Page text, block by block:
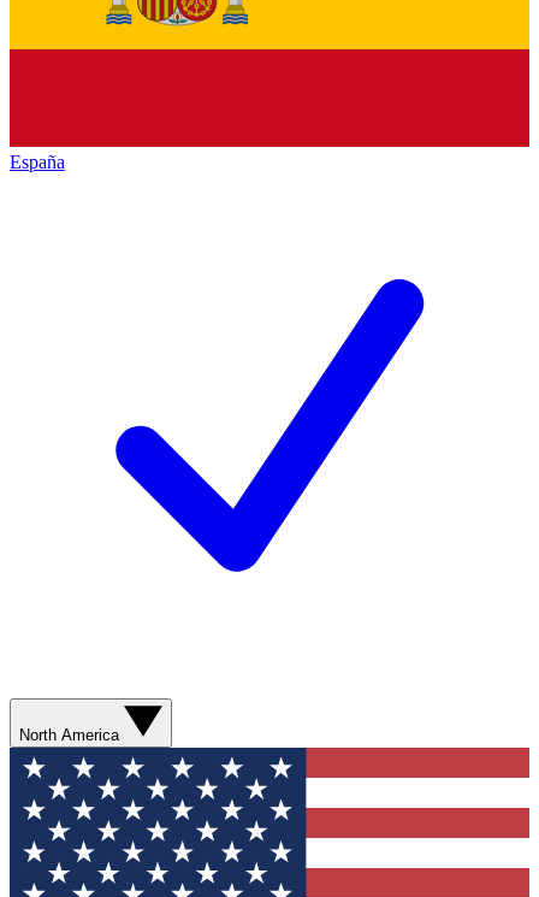
España
North America